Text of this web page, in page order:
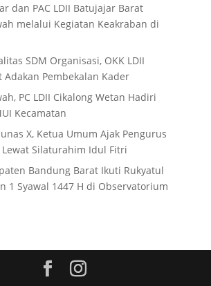
dan PAC LDII Batujajar Barat
melalui Kegiatan Keakraban di
SDM Organisasi, OKK LDII
Adakan Pembekalan Kader
PC LDII Cikalong Wetan Hadiri
Kecamatan
X, Ketua Umum Ajak Pengurus
Silaturahim Idul Fitri
Bandung Barat Ikuti Rukyatul
1 Syawal 1447 H di Observatorium